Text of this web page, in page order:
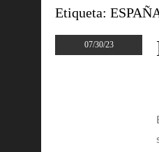
Etiqueta:
07/30/23